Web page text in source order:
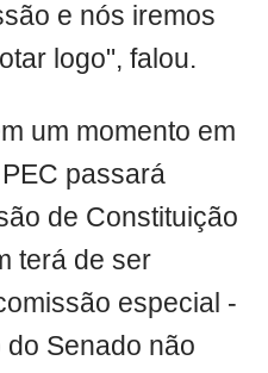
e nós iremos
logo", falou.
um momento em
passará
de Constituição
terá de ser
especial -
Senado não